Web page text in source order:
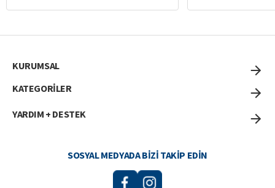
KURUMSAL
KATEGORİLER
YARDIM + DESTEK
SOSYAL MEDYADA BIZI TAKIP EDIN